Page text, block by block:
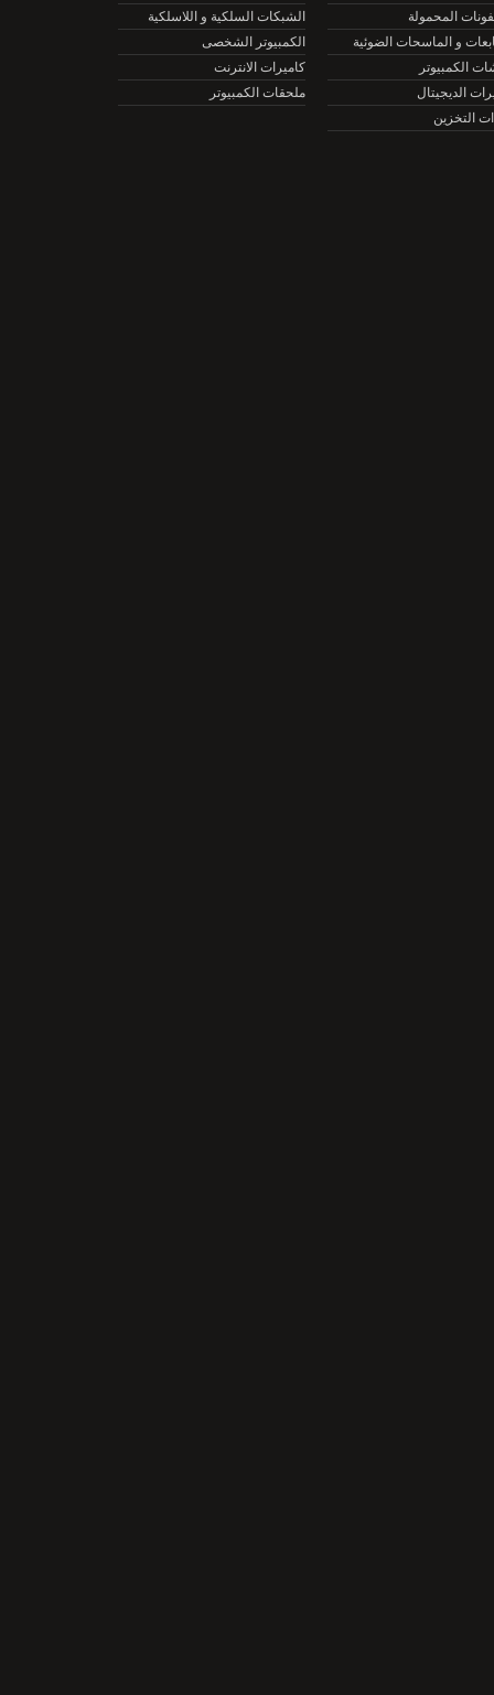
المحمولة
الشبكات السلكية و اللاسلكية
و الماسحات الضوئية
الكمبيوتر الشخصى
كاميرات الانترنت
الديجيتال
ملحقات الكمبيوتر